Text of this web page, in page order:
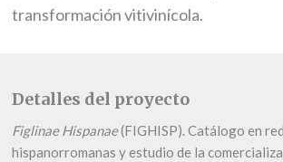
transformación vitivinícola.
Detalles del proyecto
Figlinae Hispanae(FIGHISP). Catálogo en
hispanorromanas y estudio de la